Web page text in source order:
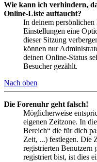
Wie kann ich verhindern,
Online-Liste auftaucht?
In deinem
Einstellungen eine
dieser Sitzung
können nur
deinen Online-Status
Besucher gezählt.
Nach oben
Die Forenuhr geht falsch!
Möglicherweise
eigenen Zeitzone. In
Bereich“ die für dich
Zeit, ...) festlegen. Die
registrierten Benutzern
registriert bist, ist dies